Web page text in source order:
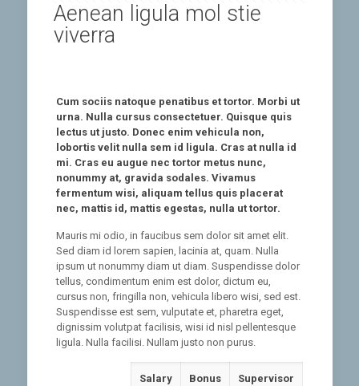
Aenean ligula mol stie
viverra
Cum sociis natoque penatibus et tortor. Morbi ut
urna. Nulla cursus consectetuer. Quisque quis
lectus ut justo. Donec enim vehicula non,
lobortis velit nulla sem id ligula. Cras at nulla id
mi. Cras eu augue nec tortor metus nunc,
nonummy at, gravida sodales. Vivamus
fermentum wisi, aliquam tellus quis placerat
nec, mattis id, mattis egestas, nulla ut tortor.
Mauris mi odio, in faucibus sem dolor sit amet elit.
Sed diam id lorem sapien, lacinia at, quam. Nulla
ipsum ut nonummy diam ut diam. Suspendisse dolor
tellus, condimentum enim est dolor, dictum eu,
cursus non, fringilla non, vehicula libero wisi, sed est.
Suspendisse est sem, vulputate et, pharetra eget,
dignissim volutpat facilisis, wisi id nisl pellentesque
ligula. Nulla facilisi. Nullam justo non purus.
Salary Bonus Supervisor